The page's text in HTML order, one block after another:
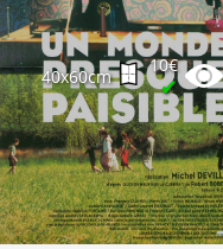
40x60cm
10€
✔